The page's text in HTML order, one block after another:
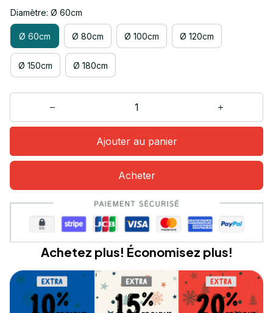
Diamètre: Ø 60cm
Ø 60cm Ø 80cm Ø 100cm Ø 120cm
Ø 150cm Ø 180cm
Ajouter au panier
Acheter
Achetez plus! Économisez plus!